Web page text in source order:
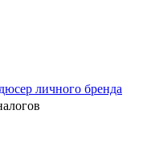
личного бренда